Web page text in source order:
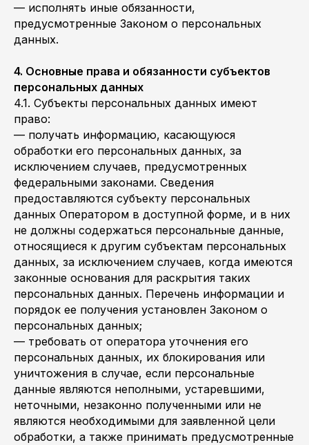
— исполнять иные обязанности,
предусмотренные Законом о персональных
данных.
4. Основные права и обязанности субъектов
персональных данных
4.1. Субъекты персональных данных имеют
право:
— получать информацию, касающуюся
обработки его персональных данных, за
исключением случаев, предусмотренных
федеральными законами. Сведения
предоставляются субъекту персональных
данных Оператором в доступной форме, и в них
не должны содержаться персональные данные,
относящиеся к другим субъектам персональных
данных, за исключением случаев, когда имеются
законные основания для раскрытия таких
персональных данных. Перечень информации и
порядок ее получения установлен Законом о
персональных данных;
— требовать от оператора уточнения его
персональных данных, их блокирования или
уничтожения в случае, если персональные
данные являются неполными, устаревшими,
неточными, незаконно полученными или не
являются необходимыми для заявленной цели
обработки, а также принимать предусмотренные